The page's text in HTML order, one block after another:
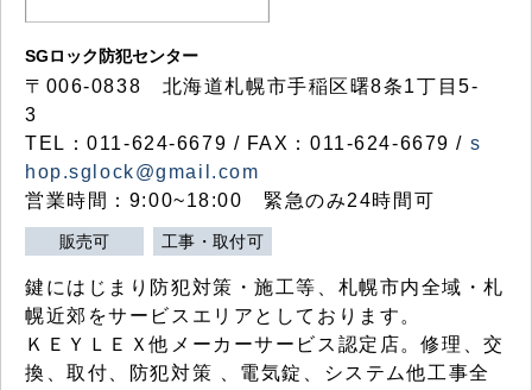
SGロック防犯センター
〒006-0838 北海道札幌市手稲区曙8条1丁目5-
3
TEL：011-624-6679 / FAX：011-624-6679 / s
hop.sglock@gmail.com
営業時間：9:00~18:00 緊急のみ24時間可
販売可 工事・取付可
鍵にはじまり防犯対策・施工等、札幌市内全域・札
幌近郊をサービスエリアとしております。
ＫＥＹＬＥＸ他メーカーサービス認定店。修理、交
換、取付、防犯対策 、電気錠、システム他工事全